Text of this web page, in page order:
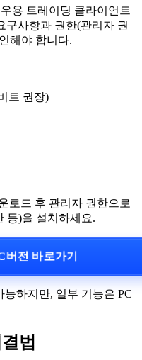
용 트레이딩 클라이언트
구사항과 권한(관리자 권
해야 합니다.
트 권장)
로드 후 관리자 권한으로
등)을 설치하세요.
버전 바로가기
하지만, 일부 기능은 PC
법